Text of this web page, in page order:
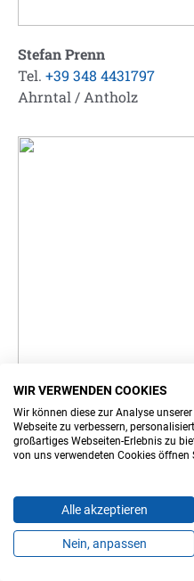
Produkte Favoriten Themen
Stefan Prenn
Tel. +39 348 4431797
Ahrntal / Antholz
Gröden
WIR VERWENDEN COOKIES
Wir können diese zur Analyse
Webseite zu verbessern,
großartiges Webseiten-Erlebnis zu
von uns verwendeten Cookies öffnen
Alle akzeptieren
Nein, anpassen